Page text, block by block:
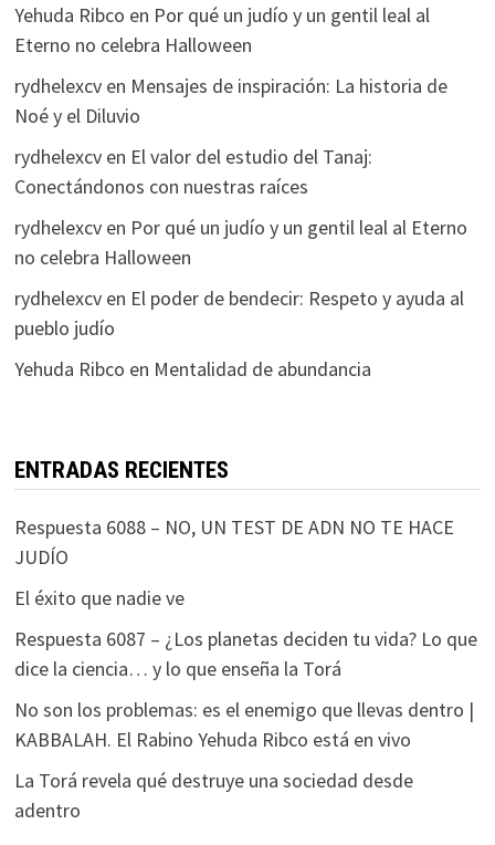
Yehuda Ribco en Por qué un judío y un gentil leal al
Eterno no celebra Halloween
rydhelexcven Mensajes de inspiración: La historia de
Noé y el Diluvio
rydhelexcven El valor del estudio del Tanaj:
Conectándonos con nuestras raíces
rydhelexcven Por qué un judío y un gentil leal al Eterno
no celebra Halloween
rydhelexcven El poder de bendecir: Respeto y ayuda al
pueblo judío
Yehuda Ribco en Mentalidad de abundancia
ENTRADAS RECIENTES
Respuesta 6088 – NO, UN TEST DE ADN NO TE HACE
JUDÍO
El éxito que nadie ve
Respuesta 6087 – ¿Los planetas deciden tu vida? Lo que
dice la ciencia… y lo que enseña la Torá
No son los problemas: es el enemigo que llevas dentro |
KABBALAH. El Rabino Yehuda Ribco está en vivo
La Torá revela qué destruye una sociedad desde
adentro